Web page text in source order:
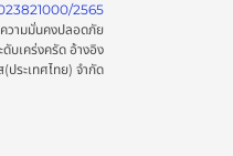
2565
ความมั่นคงปลอดภัย
บเคร่งครัด อ้างอิง
ประเทศไทย) จำกัด